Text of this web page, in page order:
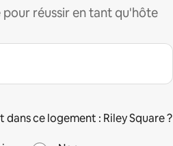
réussir en tant qu'hôte
ce logement : Riley Square ?